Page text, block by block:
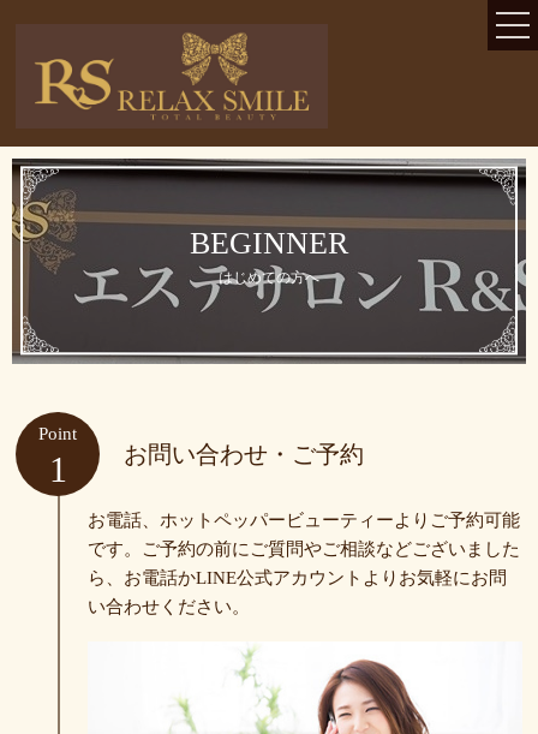
TOP
コンセプト
ニュース・ブログ
お客様の声
よくある質問
当サロンが選ばれる理由
バスト＆ヒップアップ
光脱毛・シュガーリング
痩身
BEGINNER
はじめての方へ
Point
1 お問い合わせ・ご予約
お電話、ホットペッパービューティーよりご予約可能
です。ご予約の前にご質問やご相談などございました
ら、お電話かLINE公式アカウントよりお気軽にお問
い合わせください。